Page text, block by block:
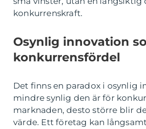
konkurrenskraft.
Osynlig innovation
konkurrensfördel
Det finns en paradox i osynlig
mindre synlig den är för
marknaden, desto större blir
värde. Ett företag kan